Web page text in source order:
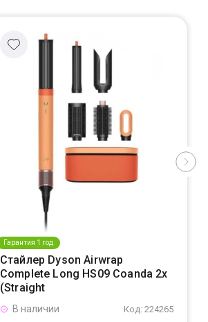
Гарантия 1 год
Стайлер Dyson Airwrap
Complete Long HS09 Coanda 2x
(Straight
Код: 224265
В наличии